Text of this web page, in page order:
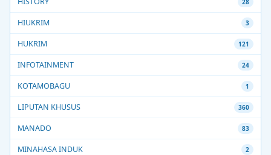
HIUKRIM 3
HUKRIM 121
INFOTAINMENT 24
KOTAMOBAGU 1
LIPUTAN KHUSUS 360
MANADO 83
MINAHASA INDUK 2